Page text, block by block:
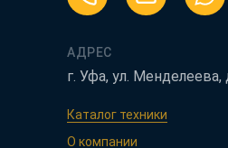
АДРЕС
г. Уфа, ул. Менделеева,
Каталог техники
О компании